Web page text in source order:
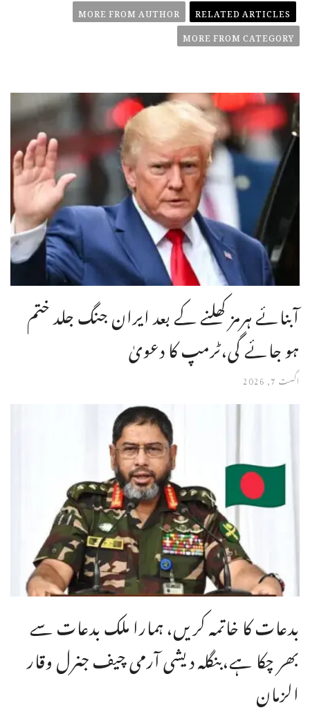
RELATED ARTICLES
MORE FROM AUTHOR
MORE FROM CATEGORY
آبنائے ہرمز کھلنے کے بعد ایران جنگ جلد ختم
ہو جائے گی،ٹرمپ کا دعویٰ
اگست 7, 2026
بدعات کا خاتمہ کریں، ہمارا ملک بدعات سے
بھر چکا ہے،بنگله دیشی آرمی چیف جنرل وقار
الزمان